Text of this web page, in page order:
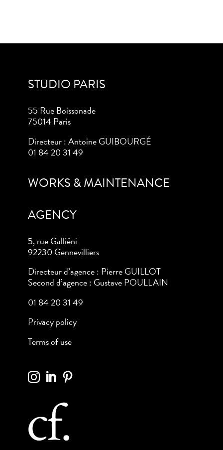
STUDIO PARIS
55 Rue Boissonade
75014 Paris
Directeur : Antoine GUIBOURGÉ
01 84 20 31 49
WORKS & MAINTENANCE
AGENCY
5, rue Galliéni
92230 Gennevilliers
Directeur d’agence : Pierre GUILLOT
Second d’agence : Gustave POULLAIN
01 84 20 31 49
Privacy policy
Terms of use